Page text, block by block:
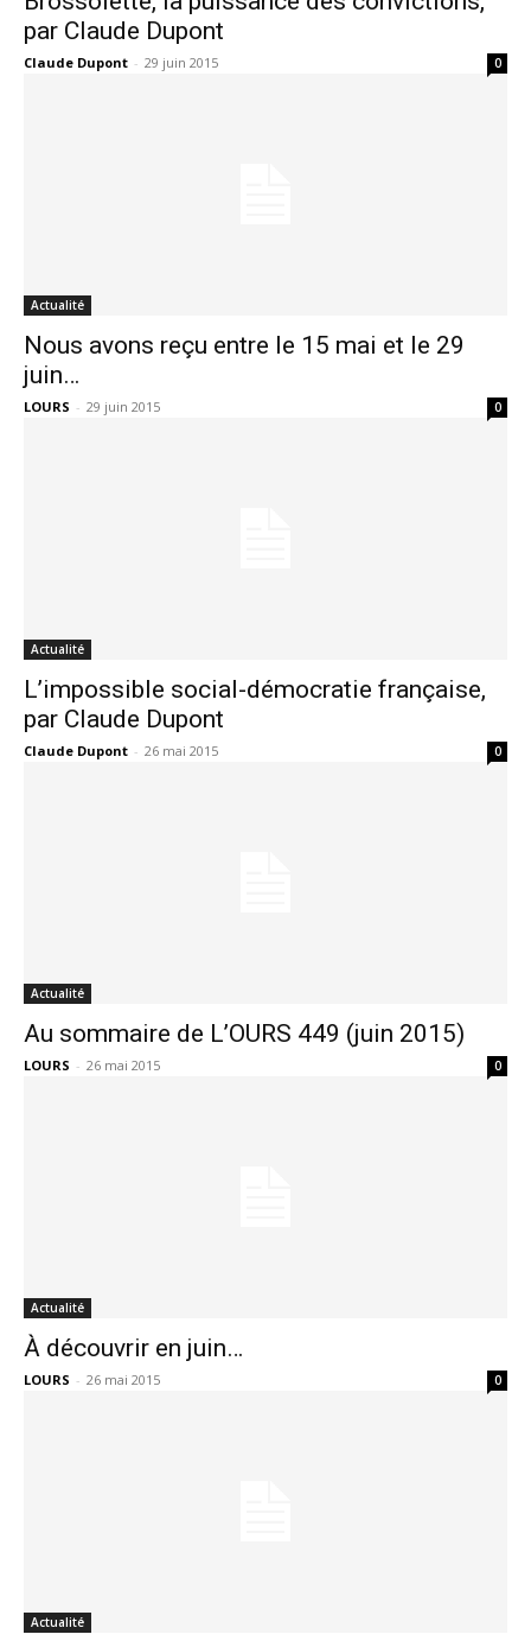
par Claude Dupont
Claude Dupont - 29 juin 2015 0
Actualité
Nous avons reçu entre le 15 mai et le 29
juin…
LOURS - 29 juin 2015 0
Actualité
L’impossible social-démocratie française,
par Claude Dupont
Claude Dupont - 26 mai 2015 0
Actualité
Au sommaire de L’OURS 449 (juin 2015)
LOURS - 26 mai 2015 0
Actualité
À découvrir en juin…
LOURS - 26 mai 2015 0
Actualité